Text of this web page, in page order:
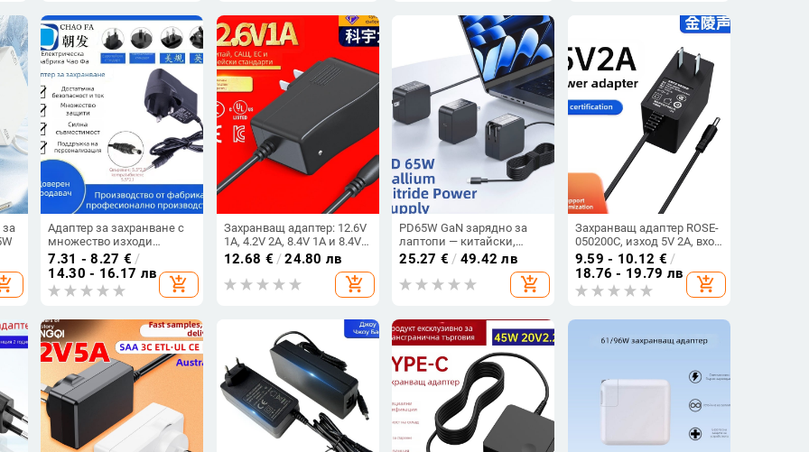
за
Адаптер за захранване с
множество изходи
3V/6V/7V/9V/15V,
0,5A/1A/1,5A; вход 100-
240V; за шлайфане на
ножове и свързани
аудио)
7.31 - 8.27 € /
14.30 - 16.17 лв
add_shopping_cart
Захранващ адаптер: 12.6V
1A, 4.2V 2A, 8.4V 1A и 8.4V
1.5A за дигитална
фоторамка
12.68 € /24.80 лв
add_shopping_cart
PD65W GaN зарядно за
лаптопи — китайски,
американски,
европейски, британски и
австралийски стандарти
25.27 € / 49.42 лв
add_shopping_cart
Захранващ адаптер ROSE-
050200C, изход 5V 2A, вход
100-240V, 3C
сертифициран, OEM
наличен
9.59 - 10.12 € /
18.76 - 19.79 лв
add_shopping_cart